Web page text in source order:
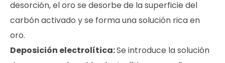
desorción, el oro se desorbe de la superficie del
carbón activado y se forma una solución rica en
oro.
Deposición electrolítica:Se introduce la solución